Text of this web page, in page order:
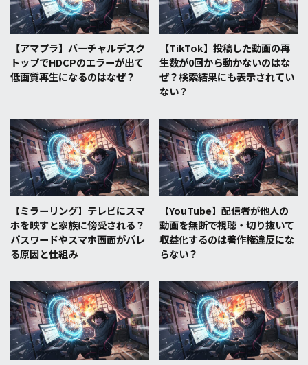
【アマプラ】バーチャルデスク
トップでHDCPのエラーが出て
低画質再生になるのはなぜ？
【TikTok】投稿した動画の再
生数が0回から動かないのはな
ぜ？検索結果にも表示されてい
ない？
【ミラーリング】テレビにスマ
ホを映すと家族に傍受される？
パスワードやスマホ画面がバレ
る原因と仕組み
【YouTube】配信者が他人の
動画を無断で視聴・切り抜いて
収益化するのは著作権違反にな
らない？